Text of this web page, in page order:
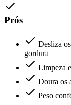
Prós
Desliza
gordura
Limpeza
Doura os
Peso